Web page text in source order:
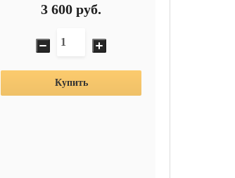
3 600 руб.
Купить